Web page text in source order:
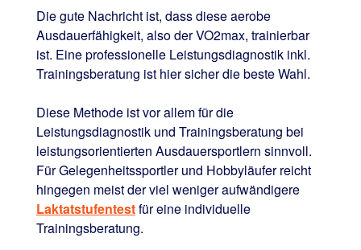
Die gute Nachricht ist, dass diese aerobe
Ausdauerfähigkeit, also der VO2max, trainierbar
ist. Eine professionelle Leistungsdiagnostik inkl.
Trainingsberatung ist hier sicher die beste Wahl.
Diese Methode ist vor allem für die
Leistungsdiagnostik und Trainingsberatung bei
leistungsorientierten Ausdauersportlern sinnvoll.
Für Gelegenheitssportler und Hobbyläufer reicht
hingegen meist der viel weniger aufwändigere
Laktatstufentestfür eine individuelle
Trainingsberatung.